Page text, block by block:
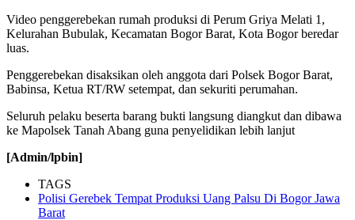
Video penggerebekan rumah produksi di Perum Griya Melati 1,
Kelurahan Bubulak, Kecamatan Bogor Barat, Kota Bogor beredar
luas.
Penggerebekan disaksikan oleh anggota dari Polsek Bogor Barat,
Babinsa, Ketua RT/RW setempat, dan sekuriti perumahan.
Seluruh pelaku beserta barang bukti langsung diangkut dan dibawa
ke Mapolsek Tanah Abang guna penyelidikan lebih lanjut
[Admin/lpbin]
TAGS
Polisi Gerebek Tempat Produksi Uang Palsu Di Bogor Jawa
Barat